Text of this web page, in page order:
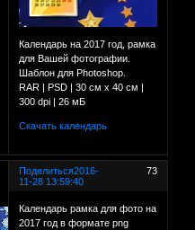
Календарь на 2017 год, рамка
для Вашей фотографии.
Шаблон для Photoshop.
RAR | PSD | 30 см х 40 см |
300 dpi | 26 мБ
Скачать календарь
Поделиться 73
2016-
11-28 13:59:40
Календарь рамка для фото на
2017 год в формате png